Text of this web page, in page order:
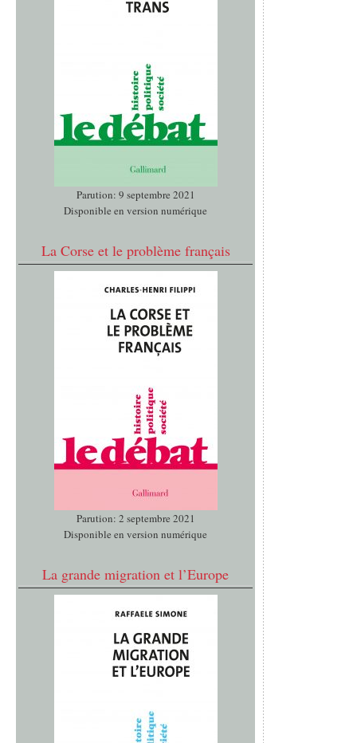
Parution: 9 septembre 2021
Disponible en version numérique
La Corse et le problème français
Parution: 2 septembre 2021
Disponible en version numérique
La grande migration et l’Europe